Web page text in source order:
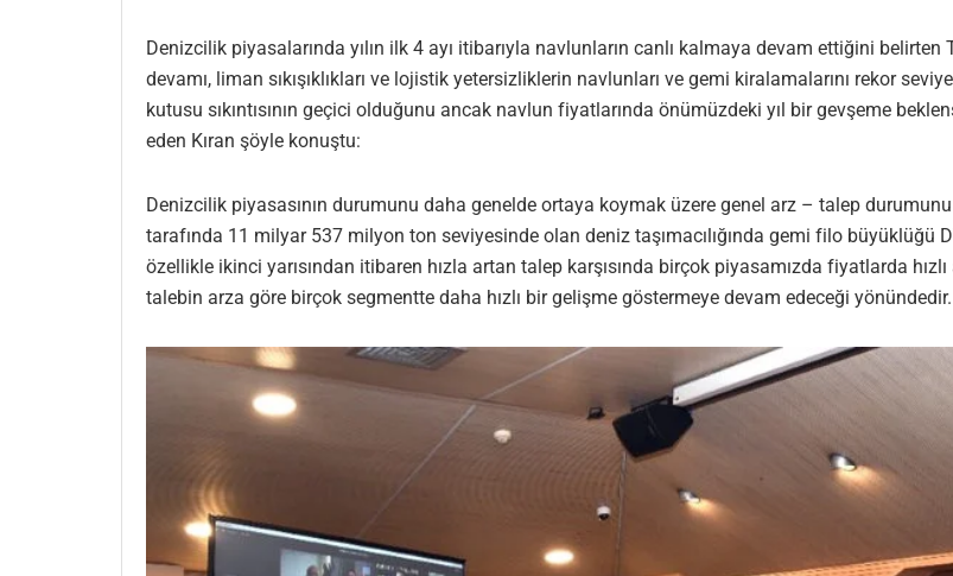
Denizcilik piyasalarında yılın ilk 4 ayı itibarıyla navlunların canlı kalmaya devam ettiğini belirten
devamı, liman sıkışıklıkları ve lojistik yetersizliklerin navlunları ve gemi kiralamalarını rekor
kutusu sıkıntısının geçici olduğunu ancak navlun fiyatlarında önümüzdeki yıl bir gevşeme
eden Kıran şöyle konuştu:
Denizcilik piyasasının durumunu daha genelde ortaya koymak üzere genel arz – talep
tarafında 11 milyar 537 milyon ton seviyesinde olan deniz taşımacılığında gemi filo büyüklüğü
özellikle ikinci yarısından itibaren hızla artan talep karşısında birçok piyasamızda fiyatlarda
talebin arza göre birçok segmentte daha hızlı bir gelişme göstermeye devam edeceği yönündedir.